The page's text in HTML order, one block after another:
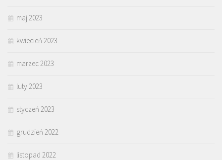
maj 2023
kwiecień 2023
marzec 2023
luty 2023
styczeń 2023
grudzień 2022
listopad 2022